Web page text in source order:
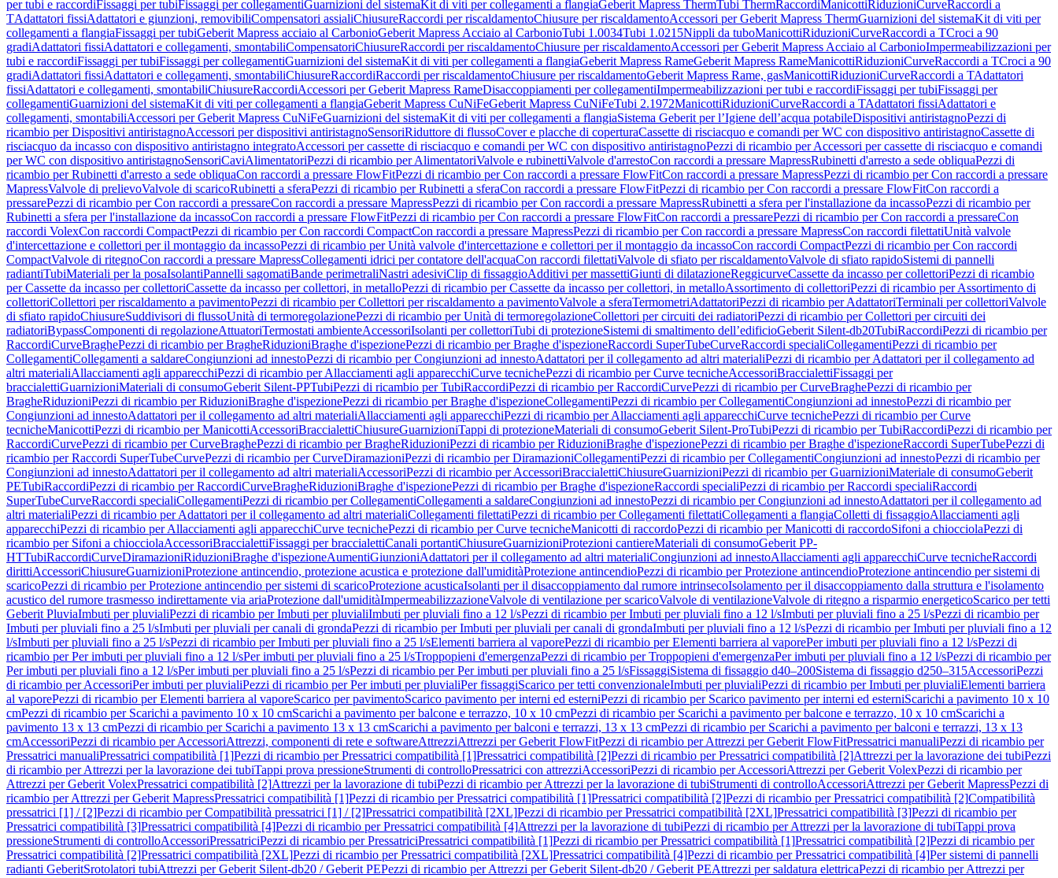
per tubi e raccordiFissaggi per tubiFissaggi per collegamentiGuarnizioni del sistemaKit di viti per collegamenti a flangiaGeberit Mapress ThermTubi ThermRaccordiManicottiRiduzioniCurveRaccordi a
TAdattatori fissiAdattatori e giunzioni, removibiliCompensatori assialiChiusureRaccordi per riscaldamentoChiusure per riscaldamentoAccessori per Geberit Mapress ThermGuarnizioni del sistemaKit di viti per
collegamenti a flangiaFissaggi per tubiGeberit Mapress acciaio al CarbonioGeberit Mapress Acciaio al CarbonioTubi 1.0034Tubi 1.0215Nippli da tuboManicottiRiduzioniCurveRaccordi a TCroci a 90
gradiAdattatori fissiAdattatori e collegamenti, smontabiliCompensatoriChiusureRaccordi per riscaldamentoChiusure per riscaldamentoAccessori per Geberit Mapress Acciaio al CarbonioImpermeabilizzazioni per
tubi e raccordiFissaggi per tubiFissaggi per collegamentiGuarnizioni del sistemaKit di viti per collegamenti a flangiaGeberit Mapress RameGeberit Mapress RameManicottiRiduzioniCurveRaccordi a TCroci a 90
gradiAdattatori fissiAdattatori e collegamenti, smontabiliChiusureRaccordiRaccordi per riscaldamentoChiusure per riscaldamentoGeberit Mapress Rame, gasManicottiRiduzioniCurveRaccordi a TAdattatori
fissiAdattatori e collegamenti, smontabiliChiusureRaccordiAccessori per Geberit Mapress RameDisaccoppiamenti per collegamentiImpermeabilizzazioni per tubi e raccordiFissaggi per tubiFissaggi per
collegamentiGuarnizioni del sistemaKit di viti per collegamenti a flangiaGeberit Mapress CuNiFeGeberit Mapress CuNiFeTubi 2.1972ManicottiRiduzioniCurveRaccordi a TAdattatori fissiAdattatori e
collegamenti, smontabiliAccessori per Geberit Mapress CuNiFeGuarnizioni del sistemaKit di viti per collegamenti a flangiaSistema Geberit per l’Igiene dell’acqua potabileDispositivi antiristagnoPezzi di
ricambio per Dispositivi antiristagnoAccessori per dispositivi antiristagnoSensoriRiduttore di flussoCover e placche di coperturaCassette di risciacquo e comandi per WC con dispositivo antiristagnoCassette di
risciacquo da incasso con dispositivo antiristagno integratoAccessori per cassette di risciacquo e comandi per WC con dispositivo antiristagnoPezzi di ricambio per Accessori per cassette di risciacquo e comandi
per WC con dispositivo antiristagnoSensoriCaviAlimentatoriPezzi di ricambio per AlimentatoriValvole e rubinettiValvole d'arrestoCon raccordi a pressare MapressRubinetti d'arresto a sede obliquaPezzi di
ricambio per Rubinetti d'arresto a sede obliquaCon raccordi a pressare FlowFitPezzi di ricambio per Con raccordi a pressare FlowFitCon raccordi a pressare MapressPezzi di ricambio per Con raccordi a pressare
MapressValvole di prelievoValvole di scaricoRubinetti a sferaPezzi di ricambio per Rubinetti a sferaCon raccordi a pressare FlowFitPezzi di ricambio per Con raccordi a pressare FlowFitCon raccordi a
pressarePezzi di ricambio per Con raccordi a pressareCon raccordi a pressare MapressPezzi di ricambio per Con raccordi a pressare MapressRubinetti a sfera per l'installazione da incassoPezzi di ricambio per
Rubinetti a sfera per l'installazione da incassoCon raccordi a pressare FlowFitPezzi di ricambio per Con raccordi a pressare FlowFitCon raccordi a pressarePezzi di ricambio per Con raccordi a pressareCon
raccordi VolexCon raccordi CompactPezzi di ricambio per Con raccordi CompactCon raccordi a pressare MapressPezzi di ricambio per Con raccordi a pressare MapressCon raccordi filettatiUnità valvole
d'intercettazione e collettori per il montaggio da incassoPezzi di ricambio per Unità valvole d'intercettazione e collettori per il montaggio da incassoCon raccordi CompactPezzi di ricambio per Con raccordi
CompactValvole di ritegnoCon raccordi a pressare MapressCollegamenti idrici per contatore dell'acquaCon raccordi filettatiValvole di sfiato per riscaldamentoValvole di sfiato rapidoSistemi di pannelli
radiantiTubiMateriali per la posaIsolantiPannelli sagomatiBande perimetraliNastri adesiviClip di fissaggioAdditivi per massettiGiunti di dilatazioneReggicurveCassette da incasso per collettoriPezzi di ricambio
per Cassette da incasso per collettoriCassette da incasso per collettori, in metalloPezzi di ricambio per Cassette da incasso per collettori, in metalloAssortimento di collettoriPezzi di ricambio per Assortimento di
collettoriCollettori per riscaldamento a pavimentoPezzi di ricambio per Collettori per riscaldamento a pavimentoValvole a sferaTermometriAdattatoriPezzi di ricambio per AdattatoriTerminali per collettoriValvole
di sfiato rapidoChiusureSuddivisori di flussoUnità di termoregolazionePezzi di ricambio per Unità di termoregolazioneCollettori per circuiti dei radiatoriPezzi di ricambio per Collettori per circuiti dei
radiatoriBypassComponenti di regolazioneAttuatoriTermostati ambienteAccessoriIsolanti per collettoriTubi di protezioneSistemi di smaltimento dell’edificioGeberit Silent-db20TubiRaccordiPezzi di ricambio per
RaccordiCurveBraghePezzi di ricambio per BragheRiduzioniBraghe d'ispezionePezzi di ricambio per Braghe d'ispezioneRaccordi SuperTubeCurveRaccordi specialiCollegamentiPezzi di ricambio per
CollegamentiCollegamenti a saldareCongiunzioni ad innestoPezzi di ricambio per Congiunzioni ad innestoAdattatori per il collegamento ad altri materialiPezzi di ricambio per Adattatori per il collegamento ad
altri materialiAllacciamenti agli apparecchiPezzi di ricambio per Allacciamenti agli apparecchiCurve tecnichePezzi di ricambio per Curve tecnicheAccessoriBraccialettiFissaggi per
braccialettiGuarnizioniMateriali di consumoGeberit Silent-PPTubiPezzi di ricambio per TubiRaccordiPezzi di ricambio per RaccordiCurvePezzi di ricambio per CurveBraghePezzi di ricambio per
BragheRiduzioniPezzi di ricambio per RiduzioniBraghe d'ispezionePezzi di ricambio per Braghe d'ispezioneCollegamentiPezzi di ricambio per CollegamentiCongiunzioni ad innestoPezzi di ricambio per
Congiunzioni ad innestoAdattatori per il collegamento ad altri materialiAllacciamenti agli apparecchiPezzi di ricambio per Allacciamenti agli apparecchiCurve tecnichePezzi di ricambio per Curve
tecnicheManicottiPezzi di ricambio per ManicottiAccessoriBraccialettiChiusureGuarnizioniTappi di protezioneMateriali di consumoGeberit Silent-ProTubiPezzi di ricambio per TubiRaccordiPezzi di ricambio per
RaccordiCurvePezzi di ricambio per CurveBraghePezzi di ricambio per BragheRiduzioniPezzi di ricambio per RiduzioniBraghe d'ispezionePezzi di ricambio per Braghe d'ispezioneRaccordi SuperTubePezzi di
ricambio per Raccordi SuperTubeCurvePezzi di ricambio per CurveDiramazioniPezzi di ricambio per DiramazioniCollegamentiPezzi di ricambio per CollegamentiCongiunzioni ad innestoPezzi di ricambio per
Congiunzioni ad innestoAdattatori per il collegamento ad altri materialiAccessoriPezzi di ricambio per AccessoriBraccialettiChiusureGuarnizioniPezzi di ricambio per GuarnizioniMateriale di consumoGeberit
PETubiRaccordiPezzi di ricambio per RaccordiCurveBragheRiduzioniBraghe d'ispezionePezzi di ricambio per Braghe d'ispezioneRaccordi specialiPezzi di ricambio per Raccordi specialiRaccordi
SuperTubeCurveRaccordi specialiCollegamentiPezzi di ricambio per CollegamentiCollegamenti a saldareCongiunzioni ad innestoPezzi di ricambio per Congiunzioni ad innestoAdattatori per il collegamento ad
altri materialiPezzi di ricambio per Adattatori per il collegamento ad altri materialiCollegamenti filettatiPezzi di ricambio per Collegamenti filettatiCollegamenti a flangiaColletti di fissaggioAllacciamenti agli
apparecchiPezzi di ricambio per Allacciamenti agli apparecchiCurve tecnichePezzi di ricambio per Curve tecnicheManicotti di raccordoPezzi di ricambio per Manicotti di raccordoSifoni a chiocciolaPezzi di
ricambio per Sifoni a chiocciolaAccessoriBraccialettiFissaggi per braccialettiCanali portantiChiusureGuarnizioniProtezioni cantiereMateriali di consumoGeberit PP-
HTTubiRaccordiCurveDiramazioniRiduzioniBraghe d'ispezioneAumentiGiunzioniAdattatori per il collegamento ad altri materialiCongiunzioni ad innestoAllacciamenti agli apparecchiCurve tecnicheRaccordi
dirittiAccessoriChiusureGuarnizioniProtezione antincendio, protezione acustica e protezione dall'umiditàProtezione antincendioPezzi di ricambio per Protezione antincendioProtezione antincendio per sistemi di
scaricoPezzi di ricambio per Protezione antincendio per sistemi di scaricoProtezione acusticaIsolanti per il disaccoppiamento dal rumore intrinsecoIsolamento per il disaccoppiamento dalla struttura e l'isolamento
acustico del rumore trasmesso indirettamente via ariaProtezione dall'umiditàImpermeabilizzazioneValvole di ventilazione per scaricoValvole di ventilazioneValvole di ritegno a risparmio energeticoScarico per tetti
Geberit PluviaImbuti per pluvialiPezzi di ricambio per Imbuti per pluvialiImbuti per pluviali fino a 12 l/sPezzi di ricambio per Imbuti per pluviali fino a 12 l/sImbuti per pluviali fino a 25 l/sPezzi di ricambio per
Imbuti per pluviali fino a 25 l/sImbuti per pluviali per canali di grondaPezzi di ricambio per Imbuti per pluviali per canali di grondaImbuti per pluviali fino a 12 l/sPezzi di ricambio per Imbuti per pluviali fino a 12
l/sImbuti per pluviali fino a 25 l/sPezzi di ricambio per Imbuti per pluviali fino a 25 l/sElementi barriera al vaporePezzi di ricambio per Elementi barriera al vaporePer imbuti per pluviali fino a 12 l/sPezzi di
ricambio per Per imbuti per pluviali fino a 12 l/sPer imbuti per pluviali fino a 25 l/sTroppopieni d'emergenzaPezzi di ricambio per Troppopieni d'emergenzaPer imbuti per pluviali fino a 12 l/sPezzi di ricambio per
Per imbuti per pluviali fino a 12 l/sPer imbuti per pluviali fino a 25 l/sPezzi di ricambio per Per imbuti per pluviali fino a 25 l/sFissaggiSistema di fissaggio d40–200Sistema di fissaggio d250–315AccessoriPezzi
di ricambio per AccessoriPer imbuti per pluvialiPezzi di ricambio per Per imbuti per pluvialiPer fissaggiScarico per tetti convenzionaleImbuti per pluvialiPezzi di ricambio per Imbuti per pluvialiElementi barriera
al vaporePezzi di ricambio per Elementi barriera al vaporeScarico per pavimentoScarico pavimento per interni ed esterniPezzi di ricambio per Scarico pavimento per interni ed esterniScarichi a pavimento 10 x 10
cmPezzi di ricambio per Scarichi a pavimento 10 x 10 cmScarichi a pavimento per balcone e terrazzo, 10 x 10 cmPezzi di ricambio per Scarichi a pavimento per balcone e terrazzo, 10 x 10 cmScarichi a
pavimento 13 x 13 cmPezzi di ricambio per Scarichi a pavimento 13 x 13 cmScarichi a pavimento per balconi e terrazzi, 13 x 13 cmPezzi di ricambio per Scarichi a pavimento per balconi e terrazzi, 13 x 13
cmAccessoriPezzi di ricambio per AccessoriAttrezzi, componenti di rete e softwareAttrezziAttrezzi per Geberit FlowFitPezzi di ricambio per Attrezzi per Geberit FlowFitPressatrici manualiPezzi di ricambio per
Pressatrici manualiPressatrici compatibilità [1]Pezzi di ricambio per Pressatrici compatibilità [1]Pressatrici compatibilità [2]Pezzi di ricambio per Pressatrici compatibilità [2]Attrezzi per la lavorazione dei tubiPezzi
di ricambio per Attrezzi per la lavorazione dei tubiTappi prova pressioneStrumenti di controlloPressatrici con attrezziAccessoriPezzi di ricambio per AccessoriAttrezzi per Geberit VolexPezzi di ricambio per
Attrezzi per Geberit VolexPressatrici compatibilità [2]Attrezzi per la lavorazione di tubiPezzi di ricambio per Attrezzi per la lavorazione di tubiStrumenti di controlloAccessoriAttrezzi per Geberit MapressPezzi di
ricambio per Attrezzi per Geberit MapressPressatrici compatibilità [1]Pezzi di ricambio per Pressatrici compatibilità [1]Pressatrici compatibilità [2]Pezzi di ricambio per Pressatrici compatibilità [2]Compatibilità
pressatrici [1] / [2]Pezzi di ricambio per Compatibilità pressatrici [1] / [2]Pressatrici compatibilità [2XL]Pezzi di ricambio per Pressatrici compatibilità [2XL]Pressatrici compatibilità [3]Pezzi di ricambio per
Pressatrici compatibilità [3]Pressatrici compatibilità [4]Pezzi di ricambio per Pressatrici compatibilità [4]Attrezzi per la lavorazione di tubiPezzi di ricambio per Attrezzi per la lavorazione di tubiTappi prova
pressioneStrumenti di controlloAccessoriPressatriciPezzi di ricambio per PressatriciPressatrici compatibilità [1]Pezzi di ricambio per Pressatrici compatibilità [1]Pressatrici compatibilità [2]Pezzi di ricambio per
Pressatrici compatibilità [2]Pressatrici compatibilità [2XL]Pezzi di ricambio per Pressatrici compatibilità [2XL]Pressatrici compatibilità [4]Pezzi di ricambio per Pressatrici compatibilità [4]Per sistemi di pannelli
radianti GeberitSrotolatori tubiAttrezzi per Geberit Silent-db20 / Geberit PEPezzi di ricambio per Attrezzi per Geberit Silent-db20 / Geberit PEAttrezzi per saldatura elettricaPezzi di ricambio per Attrezzi per